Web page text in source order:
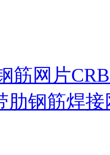
筋网片
肋钢筋焊接